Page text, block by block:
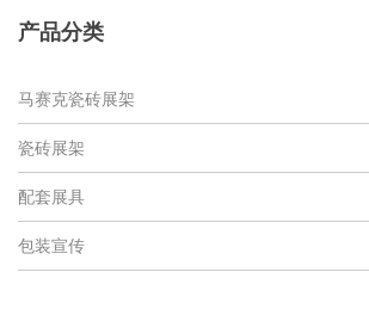
产品分类
马赛克瓷砖展架
瓷砖展架
配套展具
包装宣传